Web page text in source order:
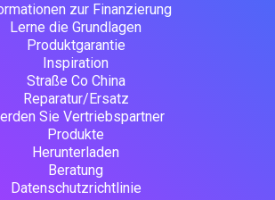
zur Finanzierung
Lerne die Grundlagen
Produktgarantie
Inspiration
Straße Co China
Reparatur/Ersatz
Sie Vertriebspartner
Produkte
Herunterladen
Beratung
Datenschutzrichtlinie